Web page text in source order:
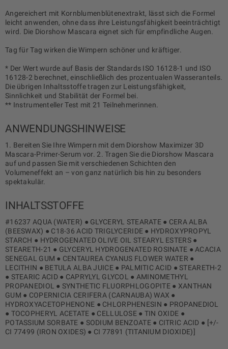
Angereichert mit Kornblumenblütenextrakt, lässt sich die Formel
leicht anwenden, ohne dass ihre Leistungsfähigkeit beeinträchtigt
wird. Die Diorshow Mascara eignet sich für empfindliche Augen.
Tag für Tag wirken die Wimpern schöner und kräftiger.
* Der Wert wurde auf Basis der Standards ISO 16128-1 und ISO
16128-2 berechnet, einschließlich des prozentualen Wasseranteils.
Die übrigen Inhaltsstoffe tragen zur Leistungsfähigkeit,
Sinnlichkeit und Stabilität der Formel bei.
** Instrumenteller Test mit 21 Teilnehmerinnen.
ANWENDUNGSHINWEISE
1. Bereiten Sie Ihre Wimpern mit dem Diorshow Maximizer 3D
Mascara-Primer-Serum vor. 2. Tragen Sie die Diorshow Mascara
auf und passen Sie mit verschiedenen Schichten den
Volumeneffekt an – von ganz natürlich bis hin zu besonders
spektakulär.
INHALTSSTOFFE
#16237 AQUA (WATER) ● GLYCERYL STEARATE ● CERA ALBA
(BEESWAX) ● C18-36 ACID TRIGLYCERIDE ● HYDROXYPROPYL
STARCH ● HYDROGENATED OLIVE OIL STEARYL ESTERS ●
STEARETH-21 ● GLYCERYL HYDROGENATED ROSINATE ● ACACIA
SENEGAL GUM ● CENTAUREA CYANUS FLOWER WATER ●
LECITHIN ● BETULA ALBA JUICE ● PALMITIC ACID ● STEARETH-2
● STEARIC ACID ● CAPRYLYL GLYCOL ● AMINOMETHYL
PROPANEDIOL ● SYNTHETIC FLUORPHLOGOPITE ● XANTHAN
GUM ● COPERNICIA CERIFERA (CARNAUBA) WAX ●
HYDROXYACETOPHENONE ● CHLORPHENESIN ● PROPANEDIOL
● TOCOPHERYL ACETATE ● CELLULOSE ● TIN OXIDE ●
POTASSIUM SORBATE ● SODIUM BENZOATE ● CITRIC ACID ● [+/-
CI 77499 (IRON OXIDES) ● CI 77891 (TITANIUM DIOXIDE)]